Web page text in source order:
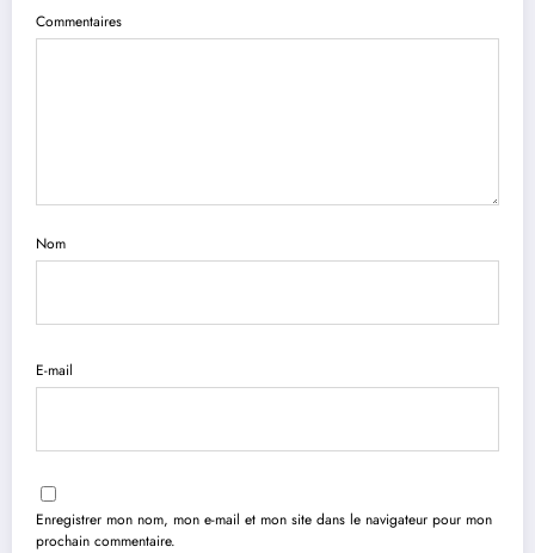
Commentaires
Nom
E-mail
Enregistrer mon nom, mon e-mail et mon site dans le navigateur pour mon
prochain commentaire.